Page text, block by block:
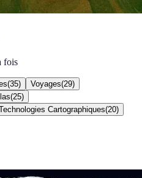
fois
(35) Voyages(29)
(25)
Cartographiques(20)